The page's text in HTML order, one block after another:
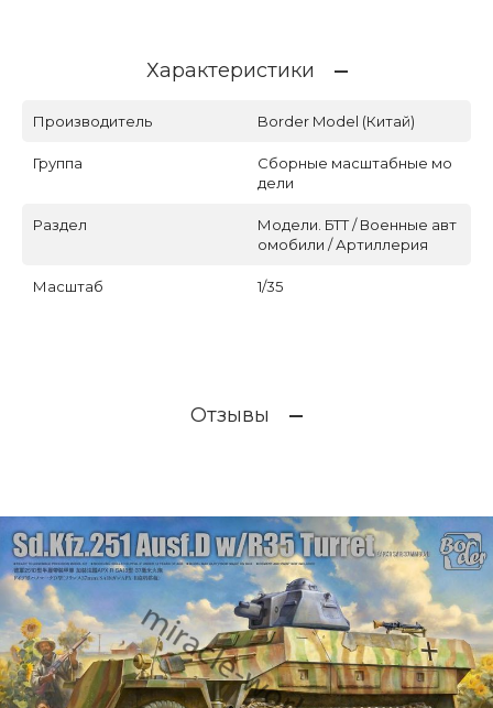
Характеристики
Производитель Border Model (Китай)
Группа
Сборные масштабные мо
дели
Раздел
Модели. БТТ / Военные авт
омобили / Артиллерия
Масштаб 1/35
Отзывы